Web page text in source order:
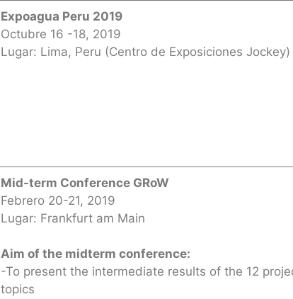
Expoagua Peru 2019
Octubre 16 -18, 2019
Lugar: Lima, Peru (Centro de Exposiciones Jockey)
Mid-term Conference GRoW
Febrero 20-21, 2019
Lugar: Frankfurt am Main
Aim of the midterm conference:
-To present the intermediate results of the 12
topics